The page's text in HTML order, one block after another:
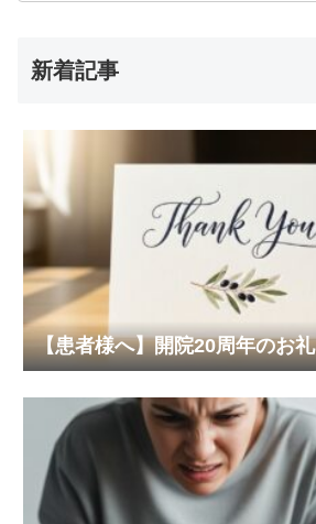
新着記事
【患者様へ】開院20周年のお礼